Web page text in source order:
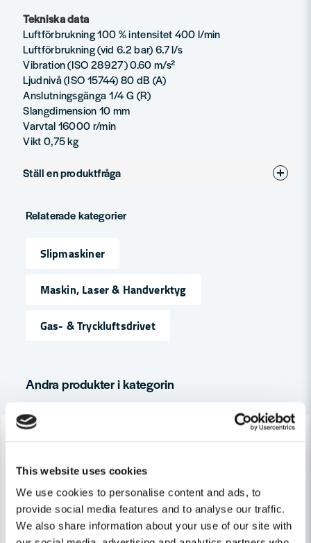
This website uses cookies
We use cookies to personalise content and ads, to
provide social media features and to analyse our traffic.
We also share information about your use of our site with
Tekniska data
Luftförbrukning 100 % intensitet 400 l/min
Luftförbrukning (vid 6.2 bar) 6.7 l/s
Vibration (ISO 28927) 0.60 m/s²
Ljudnivå (ISO 15744) 80 dB (A)
Anslutningsgänga 1/4 G (R)
Slangdimension 10 mm
Varvtal 16000 r/min
Vikt 0,75 kg
Ställ en produktfråga
Fråga oss något om denna produkten...
Namn
email
Ja, ni får publicera min fråga
Skicka fråga
Relaterade kategorier
Slipmaskiner
Maskin, Laser & Handverktyg
Gas- & Tryckluftsdrivet
Andra produkter i kategorin
-32%